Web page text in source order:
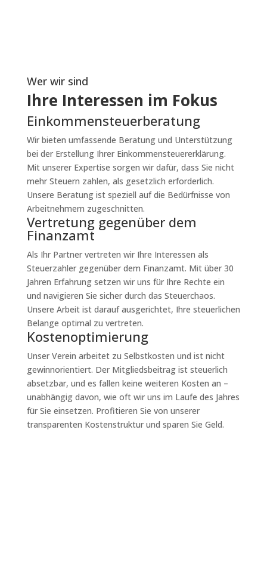
Wer wir sind
Ihre Interessen im Fokus
Einkommensteuerberatung
Wir bieten umfassende Beratung und Unterstützung
bei der Erstellung Ihrer Einkommensteuererklärung.
Mit unserer Expertise sorgen wir dafür, dass Sie nicht
mehr Steuern zahlen, als gesetzlich erforderlich.
Unsere Beratung ist speziell auf die Bedürfnisse von
Arbeitnehmern zugeschnitten.
Vertretung gegenüber dem
Finanzamt
Als Ihr Partner vertreten wir Ihre Interessen als
Steuerzahler gegenüber dem Finanzamt. Mit über 30
Jahren Erfahrung setzen wir uns für Ihre Rechte ein
und navigieren Sie sicher durch das Steuerchaos.
Unsere Arbeit ist darauf ausgerichtet, Ihre steuerlichen
Belange optimal zu vertreten.
Kostenoptimierung
Unser Verein arbeitet zu Selbstkosten und ist nicht
gewinnorientiert. Der Mitgliedsbeitrag ist steuerlich
absetzbar, und es fallen keine weiteren Kosten an –
unabhängig davon, wie oft wir uns im Laufe des Jahres
für Sie einsetzen. Profitieren Sie von unserer
transparenten Kostenstruktur und sparen Sie Geld.